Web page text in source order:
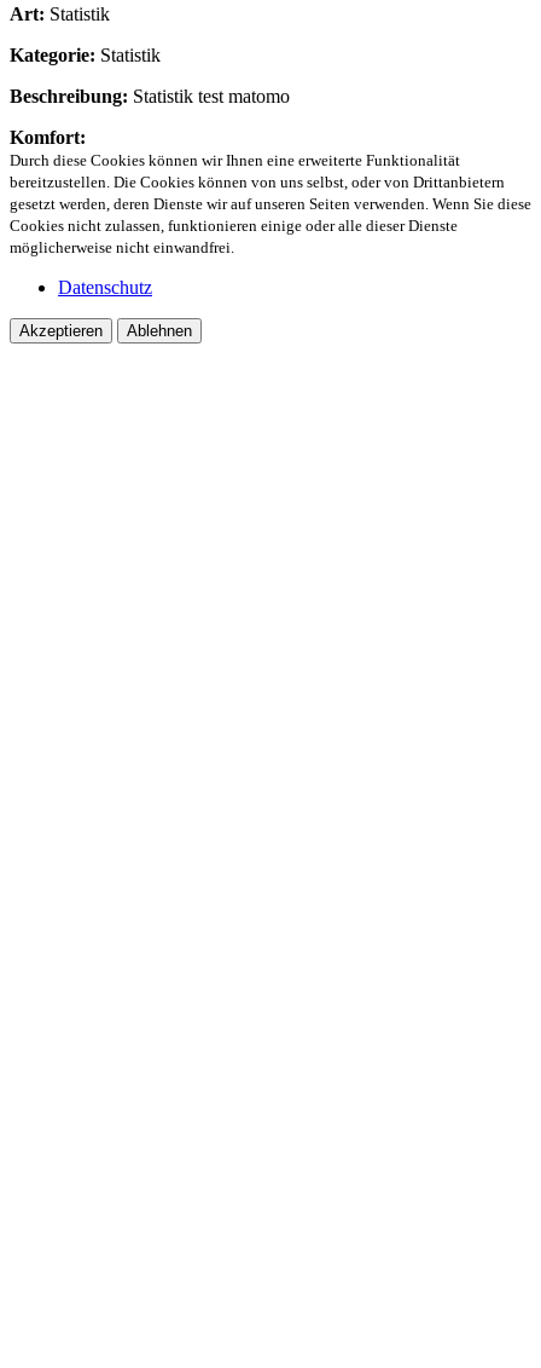
Art: Statistik
Kategorie: Statistik
Beschreibung: Statistik test matomo
Komfort:
Durch diese Cookies können wir Ihnen eine erweiterte Funktionalität
bereitzustellen. Die Cookies können von uns selbst, oder von Drittanbietern
gesetzt werden, deren Dienste wir auf unseren Seiten verwenden. Wenn Sie diese
Cookies nicht zulassen, funktionieren einige oder alle dieser Dienste
möglicherweise nicht einwandfrei.
Datenschutz
Akzeptieren Ablehnen